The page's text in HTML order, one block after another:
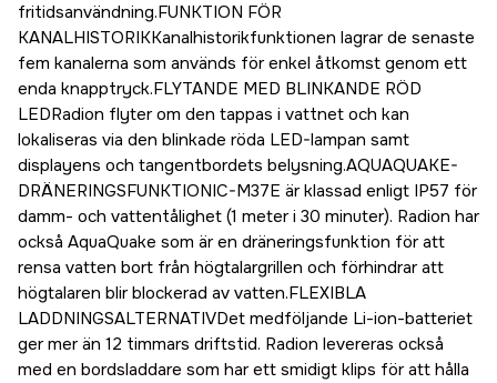
fritidsanvändning.FUNKTION FÖR
KANALHISTORIKKanalhistorikfunktionen lagrar de senaste
fem kanalerna som används för enkel åtkomst genom ett
enda knapptryck.FLYTANDE MED BLINKANDE RÖD
LEDRadion flyter om den tappas i vattnet och kan
lokaliseras via den blinkade röda LED-lampan samt
displayens och tangentbordets belysning.AQUAQUAKE-
DRÄNERINGSFUNKTIONIC-M37E är klassad enligt IP57 för
damm- och vattentålighet (1 meter i 30 minuter). Radion har
också AquaQuake som är en dräneringsfunktion för att
rensa vatten bort från högtalargrillen och förhindrar att
högtalaren blir blockerad av vatten.FLEXIBLA
LADDNINGSALTERNATIVDet medföljande Li-ion-batteriet
ger mer än 12 timmars driftstid. Radion levereras också
med en bordsladdare som har ett smidigt klips för att hålla